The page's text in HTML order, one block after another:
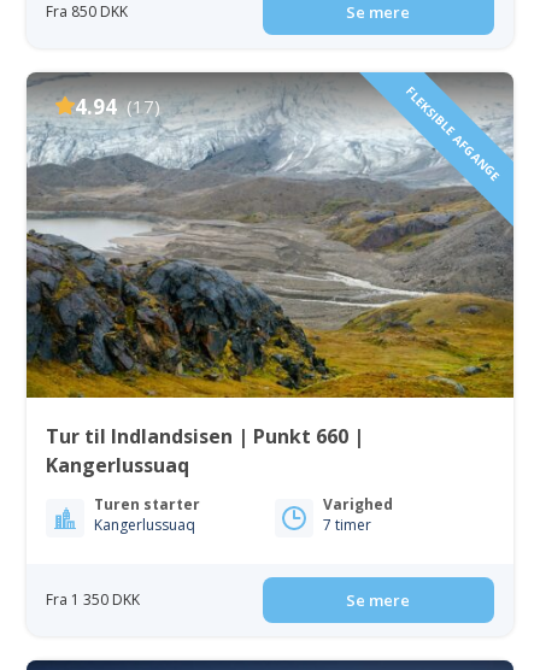
Fra 850 DKK Se mere
4.94 (17) FLEKSIBLE AFGANGE
Tur til Indlandsisen | Punkt 660 |
Kangerlussuaq
Turen starter
Kangerlussuaq
Varighed
7 timer
Fra 1 350 DKK Se mere